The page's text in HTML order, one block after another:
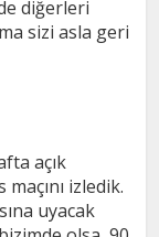
diğerleri
sizi asla geri
açık
izledik.
uyacak